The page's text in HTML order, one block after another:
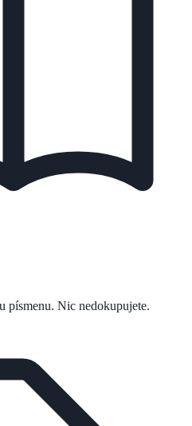
písmenu. Nic nedokupujete.